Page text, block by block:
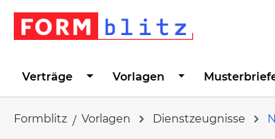
Zur Hauptnavigation springen
Verträge Vorlagen
Formblitz Vorlagen Dienstzeugnisse